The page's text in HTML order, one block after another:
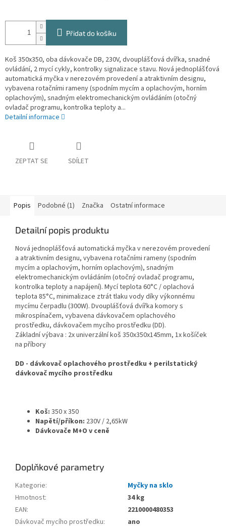
Přidat do košíku
Koš 350x350, oba dávkovače DB, 230V, dvouplášťová dvířka, snadné
ovládání, 2 mycí cykly, kontrolky signalizace stavu. Nová jednoplášťová
automatická myčka v nerezovém provedení a atraktivním designu,
vybavena rotačními rameny (spodním mycím a oplachovým, horním
oplachovým), snadným elektromechanickým ovládáním (otočný
ovladač programu, kontrolka teploty a...
Detailní informace
ZEPTAT SE SDÍLET
Popis Podobné (1) Značka Ostatní informace
Detailní popis produktu
Nová jednoplášťová automatická myčka v nerezovém provedení
a atraktivním designu, vybavena rotačními rameny (spodním
mycím a oplachovým, horním oplachovým), snadným
elektromechanickým ovládáním (otočný ovladač programu,
kontrolka teploty a napájení). Mycí teplota 60°C / oplachová
teplota 85°C, minimalizace ztrát tlaku vody díky výkonnému
mycímu čerpadlu (300W). Dvouplášťová dvířka komory s
mikrospínačem, vybavena dávkovačem oplachového
prostředku, dávkovačem mycího prostředku (DD).
Základní výbava : 2x univerzální koš 350x350x145mm, 1x košíček
na příbory
DD - dávkovač oplachového prostředku + perilstatický
dávkovač mycího prostředku
Koš: 350 x 350
Napětí/příkon: 230V / 2,65kW
Dávkovače M+O v ceně
Doplňkové parametry
Kategorie:
Myčky na sklo
Hmotnost:
34 kg
EAN:
2210000480353
Dávkovač mycího prostředku:
ano